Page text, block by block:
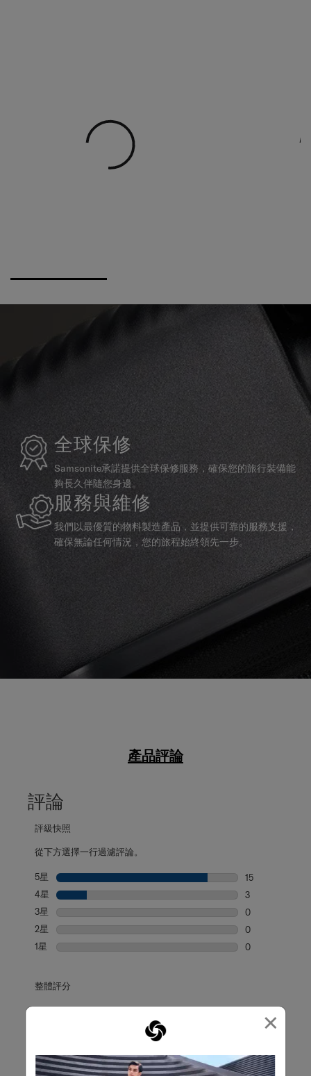
×
全球保修
Samsonite承諾提供全球保修服務，確保您的旅行裝備能
夠長久伴隨您身邊。
服務與維修
我們以最優質的物料製造產品，並提供可靠的服務支援，
確保無論任何情況，您的旅程始終領先一步。
產品評論
評論
評級快照
從下方選擇一行過濾評論。
5星 星級
15
4星 星級
3
3星 星級
0
2星 星級
0
1星 星級
0
整體評分
4.8
寫評論